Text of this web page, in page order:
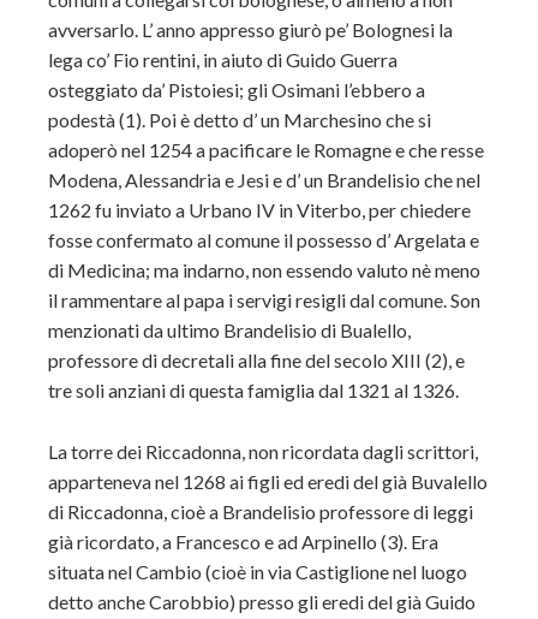
avversarlo. L’ anno appresso giurò pe’ Bolognesi la
lega co’ Fio rentini, in aiuto di Guido Guerra
osteggiato da’ Pistoiesi; gli Osimani l’ebbero a
podestà (1). Poi è detto d’ un Marchesino che si
adoperò nel 1254 a pacificare le Romagne e che resse
Modena, Alessandria e Jesi e d’ un Brandelisio che nel
1262 fu inviato a Urbano IV in Viterbo, per chiedere
fosse confermato al comune il possesso d’ Argelata e
di Medicina; ma indarno, non essendo valuto nè meno
il rammentare al papa i servigi resigli dal comune. Son
menzionati da ultimo Brandelisio di Bualello,
professore di decretali alla fine del secolo XIII (2), e
tre soli anziani di questa famiglia dal 1321 al 1326.
La torre dei Riccadonna, non ricordata dagli scrittori,
apparteneva nel 1268 ai figli ed eredi del già Buvalello
di Riccadonna, cioè a Brandelisio professore di leggi
già ricordato, a Francesco e ad Arpinello (3). Era
situata nel Cambio (cioè in via Castiglione nel luogo
detto anche Carobbio) presso gli eredi del già Guido